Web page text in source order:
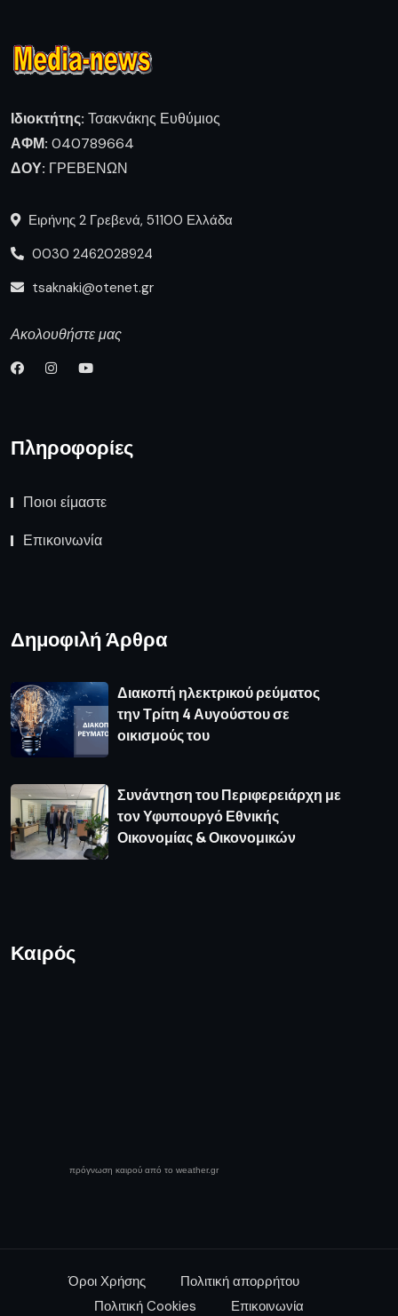
Ιδιοκτήτης: Τσακνάκης Ευθύμιος
ΑΦΜ: 040789664
ΔΟΥ: ΓΡΕΒΕΝΩΝ
Ειρήνης 2 Γρεβενά, 51100 Ελλάδα
0030 2462028924
tsaknaki@otenet.gr
Ακολουθήστε μας
Πληροφορίες
Ποιοι είμαστε
Επικοινωνία
Δημοφιλή Άρθρα
Διακοπή ηλεκτρικού ρεύματος
την Τρίτη 4 Αυγούστου σε
οικισμούς του
Συνάντηση του Περιφερειάρχη με
τον Υφυπουργό Εθνικής
Οικονομίας & Οικονομικών
Καιρός
πρόγνωση καιρού από το weather.gr
Όροι Χρήσης
Πολιτική απορρήτου
Πολιτική Cookies
Επικοινωνία